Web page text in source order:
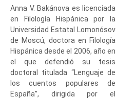
Anna V. Bakánova es licenciada
en Filología Hispánica por la
Universidad Estatal Lomonósov
de Moscú, doctora en Filología
Hispánica desde el 2006, año en
el que defendió su tesis
doctoral titulada “Lenguaje de
los cuentos populares de
España”, dirigida por el